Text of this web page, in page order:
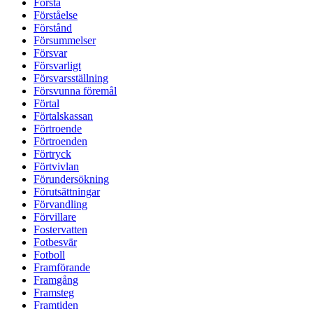
Förståelse
Förstånd
Försummelser
Försvar
Försvarligt
Försvarsställning
Försvunna föremål
Förtal
Förtalskassan
Förtroende
Förtroenden
Förtryck
Förtvivlan
Förundersökning
Förutsättningar
Förvandling
Förvillare
Fostervatten
Fotbesvär
Fotboll
Framförande
Framgång
Framsteg
Framtiden